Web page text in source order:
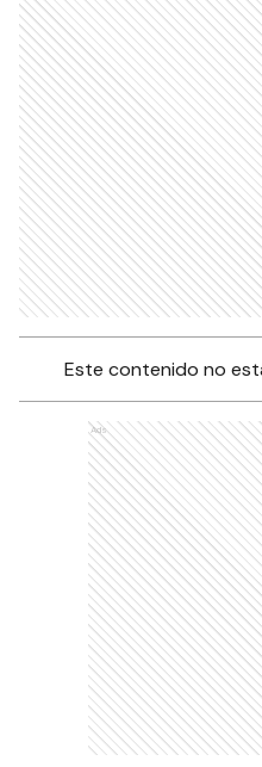
Este contenido no
Ads